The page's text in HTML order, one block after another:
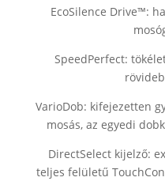
EcoSilence Drive™:
SpeedPerfect:
VarioDob: kifejezetten
mosás, az egyedi
DirectSelect kijelző:
teljes felületű